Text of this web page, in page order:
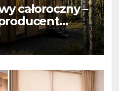
całoroczny –